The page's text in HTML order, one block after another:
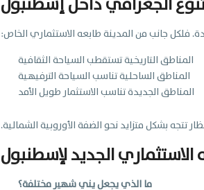
فلكل جانب من المدينة طابعه الاستثماري الخاص:
المناطق التاريخية تستقطب السياحة الثقافية
المناطق الساحلية تناسب السياحة الترفيهية
المناطق الجديدة تناسب الاستثمار طويل الأمد
تتجه بشكل متزايد نحو الضفة الأوروبية الشمالية.
الجديد لإسطنبول
ما الذي يجعل يني شهير مختلفة؟